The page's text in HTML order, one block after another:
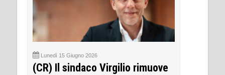
Lunedì 15 Giugno 2026
(CR) Il sindaco Virgilio rimuove